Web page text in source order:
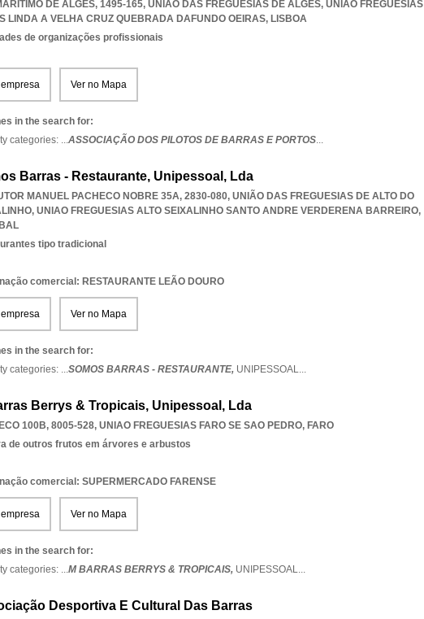
DE ALGÉS, 1495-165, UNIÃO DAS FREGUESIAS DE ALGES, UNIAO FREGUESIAS
LINDA A VELHA CRUZ QUEBRADA DAFUNDO OEIRAS, LISBOA
de organizações profissionais
Ver no Mapa
in the search for:
categories: ...ASSOCIAÇÃO DOS PILOTOS DE BARRAS E PORTOS...
Barras - Restaurante, Unipessoal, Lda
MANUEL PACHECO NOBRE 35A, 2830-080, UNIÃO DAS FREGUESIAS DE ALTO DO
, UNIAO FREGUESIAS ALTO SEIXALINHO SANTO ANDRE VERDERENA BARREIRO,
tipo tradicional
comercial: RESTAURANTE LEÃO DOURO
Ver no Mapa
in the search for:
categories: ...SOMOS BARRAS - RESTAURANTE, UNIPESSOAL...
Berrys & Tropicais, Unipessoal, Lda
100B, 8005-528, UNIAO FREGUESIAS FARO SE SAO PEDRO, FARO
de outros frutos em árvores e arbustos
comercial: SUPERMERCADO FARENSE
Ver no Mapa
in the search for:
categories: ...M BARRAS BERRYS & TROPICAIS, UNIPESSOAL...
Desportiva E Cultural Das Barras